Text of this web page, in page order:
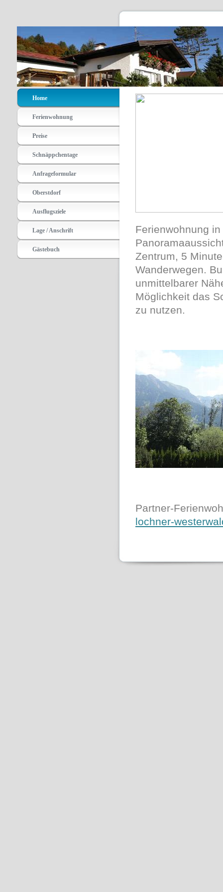
Home
Ferienwohnung
Preise
Schnäppchentage
Anfrageformular
Oberstdorf
Ausflugsziele
Lage / Anschrift
Gästebuch
Ferienwohnung
Zentrum, 5
Wanderwegen.
unmittelbarer
Möglichkeit das
zu nutzen.
Partner-
lochner-